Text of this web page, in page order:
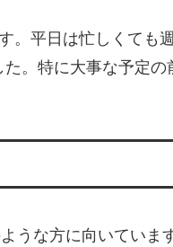
。平日は忙しくても
。特に大事な予定
うな方に向いていま